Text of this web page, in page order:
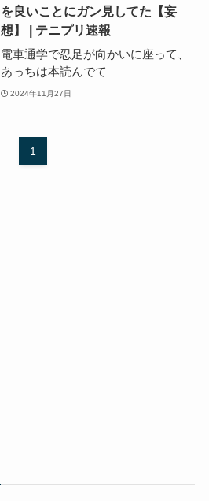
を良いことにガン見してた【妄
想】 | テニプリ速報
電車通学で忍足が向かいに座って、
あっちは本読んでて
2024年11月27日
1